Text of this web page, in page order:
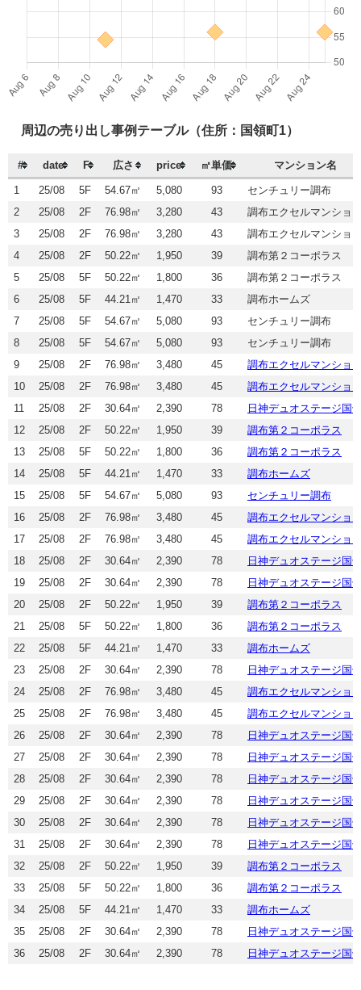
周辺の売り出し事例テーブル（住所：国領町1）
# date F 広さ price ㎡単価 マンション名
1 25/08 5F 54.67㎡ 5,080 93 センチュリー調布
2 25/08 2F 76.98㎡ 3,280 43 調布エクセルマンショ
3 25/08 2F 76.98㎡ 3,280 43 調布エクセルマンショ
4 25/08 2F 50.22㎡ 1,950 39 調布第２コーポラス
5 25/08 5F 50.22㎡ 1,800 36 調布第２コーポラス
6 25/08 5F 44.21㎡ 1,470 33 調布ホームズ
7 25/08 5F 54.67㎡ 5,080 93 センチュリー調布
8 25/08 5F 54.67㎡ 5,080 93 センチュリー調布
9 25/08 2F 76.98㎡ 3,480 45 調布エクセルマンショ
10 25/08 2F 76.98㎡ 3,480 45 調布エクセルマンショ
11 25/08 2F 30.64㎡ 2,390 78 日神デュオステージ国
12 25/08 2F 50.22㎡ 1,950 39 調布第２コーポラス
13 25/08 5F 50.22㎡ 1,800 36 調布第２コーポラス
14 25/08 5F 44.21㎡ 1,470 33 調布ホームズ
15 25/08 5F 54.67㎡ 5,080 93 センチュリー調布
16 25/08 2F 76.98㎡ 3,480 45 調布エクセルマンショ
17 25/08 2F 76.98㎡ 3,480 45 調布エクセルマンショ
18 25/08 2F 30.64㎡ 2,390 78 日神デュオステージ国
19 25/08 2F 30.64㎡ 2,390 78 日神デュオステージ国
20 25/08 2F 50.22㎡ 1,950 39 調布第２コーポラス
21 25/08 5F 50.22㎡ 1,800 36 調布第２コーポラス
22 25/08 5F 44.21㎡ 1,470 33 調布ホームズ
23 25/08 2F 30.64㎡ 2,390 78 日神デュオステージ国
24 25/08 2F 76.98㎡ 3,480 45 調布エクセルマンショ
25 25/08 2F 76.98㎡ 3,480 45 調布エクセルマンショ
26 25/08 2F 30.64㎡ 2,390 78 日神デュオステージ国
27 25/08 2F 30.64㎡ 2,390 78 日神デュオステージ国
28 25/08 2F 30.64㎡ 2,390 78 日神デュオステージ国
29 25/08 2F 30.64㎡ 2,390 78 日神デュオステージ国
30 25/08 2F 30.64㎡ 2,390 78 日神デュオステージ国
31 25/08 2F 30.64㎡ 2,390 78 日神デュオステージ国
32 25/08 2F 50.22㎡ 1,950 39 調布第２コーポラス
33 25/08 5F 50.22㎡ 1,800 36 調布第２コーポラス
34 25/08 5F 44.21㎡ 1,470 33 調布ホームズ
35 25/08 2F 30.64㎡ 2,390 78 日神デュオステージ国
36 25/08 2F 30.64㎡ 2,390 78 日神デュオステージ国